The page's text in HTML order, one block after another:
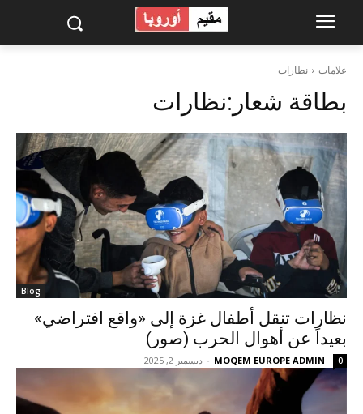
علامات نظارات
بطاقة شعار:نظارات
Blog
نظارات تنقل أطفال غزة إلى «واقع افتراضي»
بعيداً عن أهوال الحرب (صور)
MOQEM EUROPE ADMIN
- ديسمبر 2, 2025 0